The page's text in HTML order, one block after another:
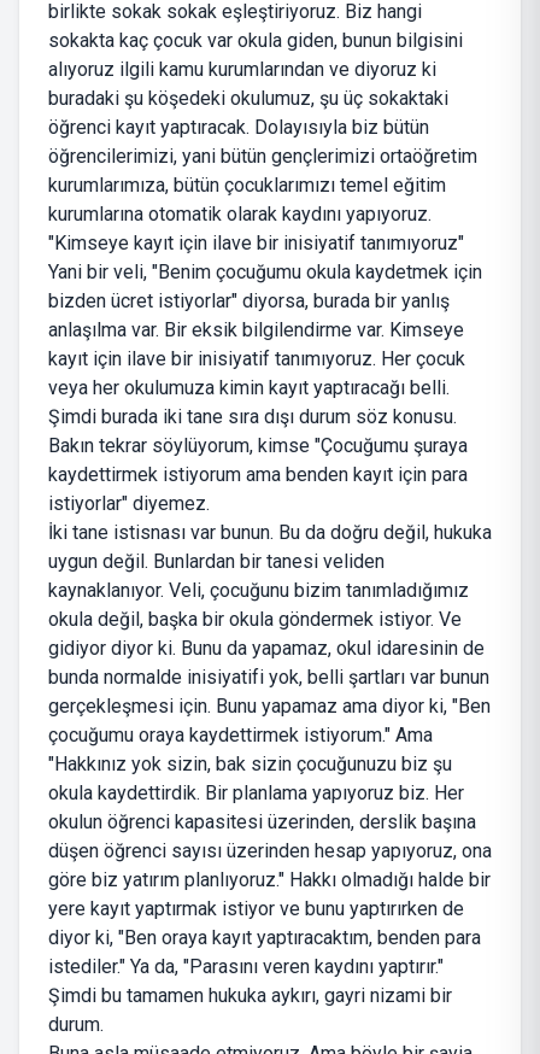
birlikte sokak sokak eşleştiriyoruz. Biz hangi
sokakta kaç çocuk var okula giden, bunun bilgisini
alıyoruz ilgili kamu kurumlarından ve diyoruz ki
buradaki şu köşedeki okulumuz, şu üç sokaktaki
öğrenci kayıt yaptıracak. Dolayısıyla biz bütün
öğrencilerimizi, yani bütün gençlerimizi ortaöğretim
kurumlarımıza, bütün çocuklarımızı temel eğitim
kurumlarına otomatik olarak kaydını yapıyoruz.
"Kimseye kayıt için ilave bir inisiyatif tanımıyoruz"
Yani bir veli, "Benim çocuğumu okula kaydetmek için
bizden ücret istiyorlar" diyorsa, burada bir yanlış
anlaşılma var. Bir eksik bilgilendirme var. Kimseye
kayıt için ilave bir inisiyatif tanımıyoruz. Her çocuk
veya her okulumuza kimin kayıt yaptıracağı belli.
Şimdi burada iki tane sıra dışı durum söz konusu.
Bakın tekrar söylüyorum, kimse "Çocuğumu şuraya
kaydettirmek istiyorum ama benden kayıt için para
istiyorlar" diyemez.
İki tane istisnası var bunun. Bu da doğru değil, hukuka
uygun değil. Bunlardan bir tanesi veliden
kaynaklanıyor. Veli, çocuğunu bizim tanımladığımız
okula değil, başka bir okula göndermek istiyor. Ve
gidiyor diyor ki. Bunu da yapamaz, okul idaresinin de
bunda normalde inisiyatifi yok, belli şartları var bunun
gerçekleşmesi için. Bunu yapamaz ama diyor ki, "Ben
çocuğumu oraya kaydettirmek istiyorum." Ama
"Hakkınız yok sizin, bak sizin çocuğunuzu biz şu
okula kaydettirdik. Bir planlama yapıyoruz biz. Her
okulun öğrenci kapasitesi üzerinden, derslik başına
düşen öğrenci sayısı üzerinden hesap yapıyoruz, ona
göre biz yatırım planlıyoruz." Hakkı olmadığı halde bir
yere kayıt yaptırmak istiyor ve bunu yaptırırken de
diyor ki, "Ben oraya kayıt yaptıracaktım, benden para
istediler." Ya da, "Parasını veren kaydını yaptırır."
Şimdi bu tamamen hukuka aykırı, gayri nizami bir
durum.